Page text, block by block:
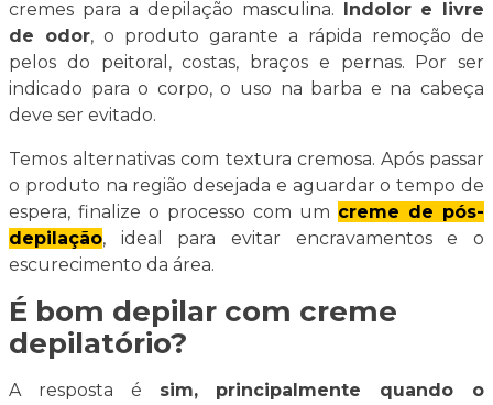
cremes para a depilação masculina. Indolor e livre
de odor, o produto garante a rápida remoção de
pelos do peitoral, costas, braços e pernas. Por ser
indicado para o corpo, o uso na barba e na cabeça
deve ser evitado.
Temos alternativas com textura cremosa. Após passar
o produto na região desejada e aguardar o tempo de
espera, finalize o processo com um creme de pós-
depilação, ideal para evitar encravamentos e o
escurecimento da área.
É bom depilar com creme
depilatório?
A resposta é sim, principalmente quando o